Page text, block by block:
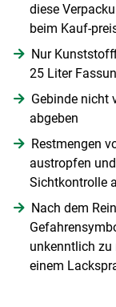
diese
beim Kauf-
Nur
25 Liter
Gebinde nicht
abgeben
Restmengen
austropfen
Sichtkontrolle
Nach dem
unkenntlich zu
einem